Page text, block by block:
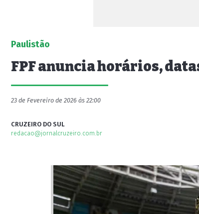
Paulistão
FPF anuncia horários,
23 de Fevereiro de 2026 às 22:00
CRUZEIRO DO SUL
redacao@jornalcruzeiro.com.br